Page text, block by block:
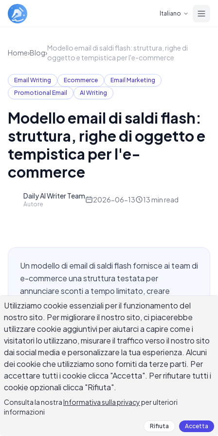
Italiano
Home›Blog›
Modello email di saldi flash: struttura, righe di
oggetto e tempistica per l'e-commerce
Email Writing Ecommerce
Email Marketing
Promotional Email
AI Writing
Modello email di saldi flash:
struttura, righe di oggetto e
tempistica per l'e-
commerce
Daily AI Writer Team
Autore
2026-06-13 13 min read
Un modello di email di saldi flash fornisce ai team di
e-commerce una struttura testata per
annunciare sconti a tempo limitato, creare
urgenza e spingere gli abbonati verso una singola
azione prima della chiusura della finestra. I saldi
flash comprimono l'intero ciclo decisionale del
cliente in poche ore, il che significa che la tua
email deve fare cose che un messaggio
promozionale regolare non fa: stabilire
chiaramente l'offerta, impostare una scadenza
ferma e rimuovere ogni motivo per aspettare.
Questa guida copre gli elementi principali di
un'email di saldi flash con alto tasso di
conversione, dai formati delle righe di oggetto e i
Utilizziamo cookie essenziali per il funzionamento del
nostro sito. Per migliorare il nostro sito, ci piacerebbe
utilizzare cookie aggiuntivi per aiutarci a capire come i
visitatori lo utilizzano, misurare il traffico verso il nostro sito
dai social media e personalizzare la tua esperienza. Alcuni
dei cookie che utilizziamo sono forniti da terze parti. Per
accettare tutti i cookie clicca "Accetta". Per rifiutare tutti i
cookie opzionali clicca "Rifiuta".
Consulta la nostraInformativa sulla privacyper ulteriori
informazioni
Rifiuta Accetta